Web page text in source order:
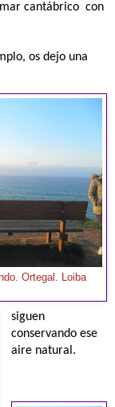
cantábrico con
os dejo una
Ortegal. Loiba
siguen
conservando ese
aire natural.